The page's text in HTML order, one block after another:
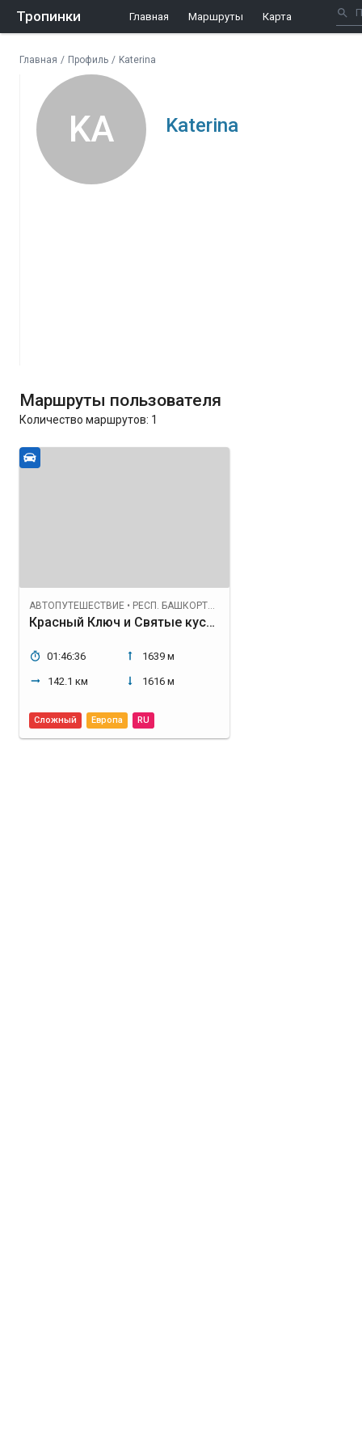
Тропинки Главная Маршруты Карта
Главная / Профиль / Katerina
KA Katerina
Маршруты пользователя
Количество маршрутов: 1
АВТОПУТЕШЕСТВИЕ • РЕСП. БАШКОРТОСТАН
Красный Ключ и Святые кустики
01:46:36
142.1 км
1639 м
1616 м
Сложный Европа RU